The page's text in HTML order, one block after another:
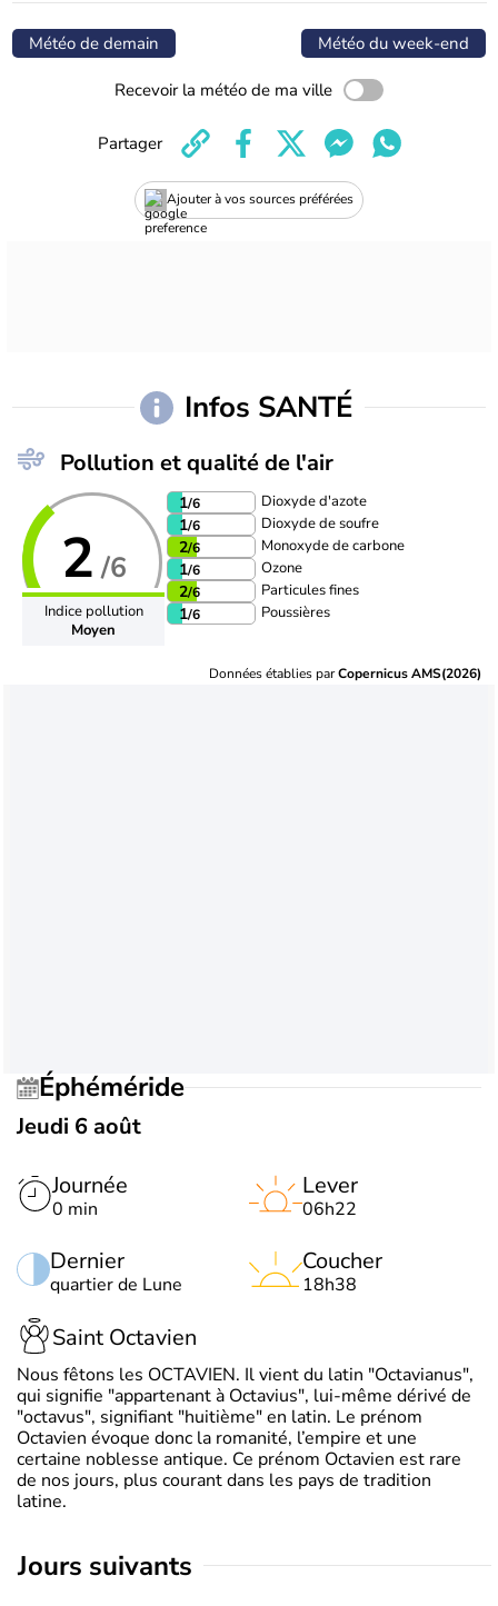
Météo de demain Météo du week-end
Recevoir la météo de ma ville
Ajouter à vos sources préférées
Partager
Infos SANTÉ
Pollution et qualité de l'air
2 /6
Indice pollution
Moyen
1/6 Dioxyde d'azote
1/6 Dioxyde de soufre
2/6 Monoxyde de carbone
1/6 Ozone
2/6 Particules fines
1/6 Poussières
Données établies parCopernicus AMS(2026)
Éphéméride
Jeudi 6 août
Journée
0 min
Dernier
quartier de Lune
Lever
06h22
Coucher
18h38
Saint Octavien
Nous fêtons les OCTAVIEN. Il vient du latin "Octavianus",
qui signifie "appartenant à Octavius", lui-même dérivé de
"octavus", signifiant "huitième" en latin. Le prénom
Octavien évoque donc la romanité, l’empire et une
certaine noblesse antique. Ce prénom Octavien est rare
de nos jours, plus courant dans les pays de tradition
latine.
jours suivants